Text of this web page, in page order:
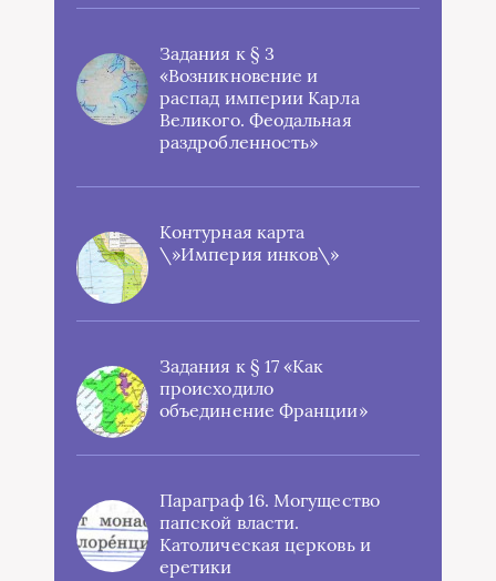
Задания к § 3
«Возникновение и
распад империи Карла
Великого. Феодальная
раздробленность»
Контурная карта
\»Империя инков\»
Задания к § 17 «Как
происходило
объединение Франции»
Параграф 16. Могущество
папской власти.
Католическая церковь и
еретики